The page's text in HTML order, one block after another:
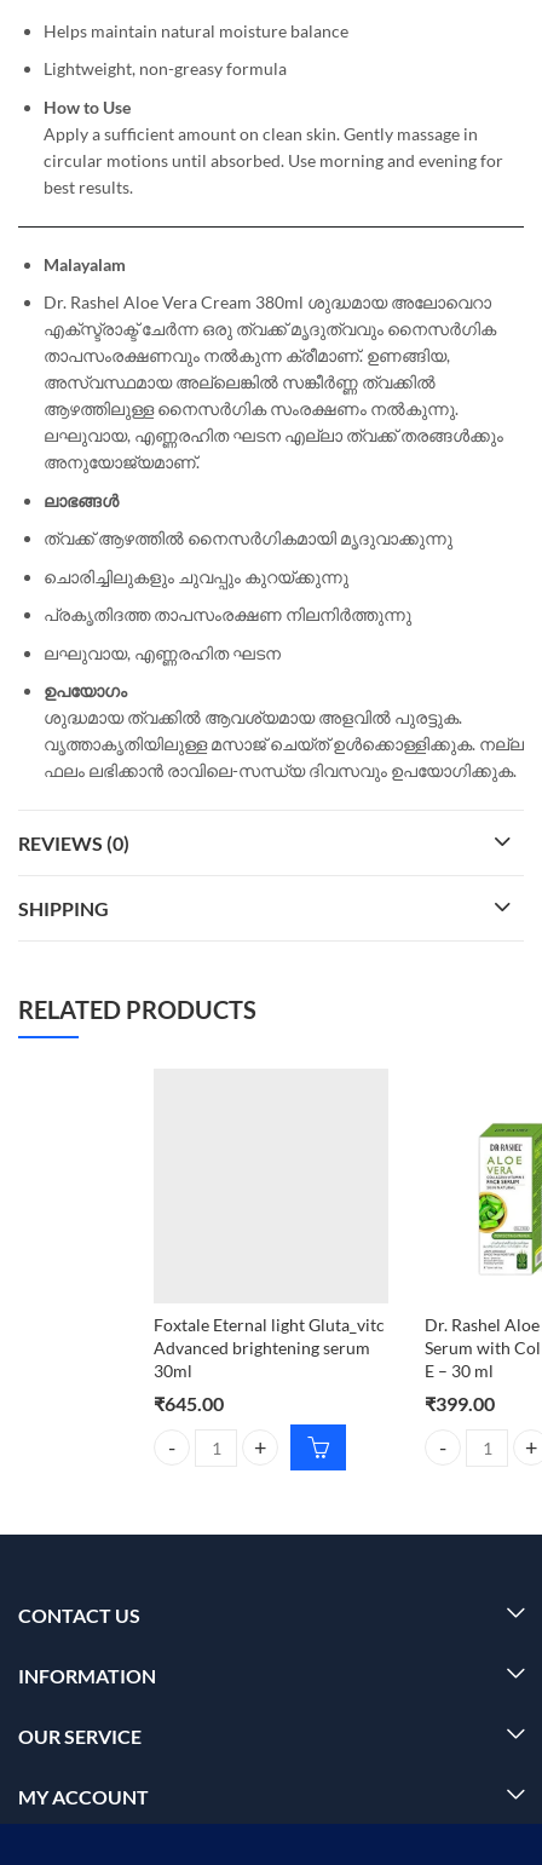
Helps maintain natural moisture balance
Lightweight, non-greasy formula
How to Use
Apply a sufficient amount on clean skin. Gently massage in
circular motions until absorbed. Use morning and evening for
best results.
Malayalam
Dr. Rashel Aloe Vera Cream 380ml ശുദ്ധമായ അലോവെറാ
എക്സ്ട്രാക്ട് ചേർന്ന ഒരു ത്വക്ക് മൃദുത്വവും നൈസർഗിക
താപസംരക്ഷണവും നൽകുന്ന ക്രീമാണ്. ഉണങ്ങിയ,
അസ്വസ്ഥമായ അല്ലെങ്കിൽ സങ്കീർണ്ണ ത്വക്കിൽ
ആഴത്തിലുള്ള നൈസർഗിക സംരക്ഷണം നൽകുന്നു.
ലഘുവായ, എണ്ണരഹിത ഘടന എല്ലാ ത്വക്ക് തരങ്ങൾക്കും
അനുയോജ്യമാണ്.
ലാഭങ്ങൾ
ത്വക്ക് ആഴത്തിൽ നൈസർഗികമായി മൃദുവാക്കുന്നു
ചൊരിച്ചിലുകളും ചുവപ്പും കുറയ്ക്കുന്നു
പ്രകൃതിദത്ത താപസംരക്ഷണ നിലനിർത്തുന്നു
ലഘുവായ, എണ്ണരഹിത ഘടന
ഉപയോഗം
ശുദ്ധമായ ത്വക്കിൽ ആവശ്യമായ അളവിൽ പുരട്ടുക.
വൃത്താകൃതിയിലുള്ള മസാജ് ചെയ്ത് ഉൾക്കൊള്ളിക്കുക. നല്ല
ഫലം ലഭിക്കാൻ രാവിലെ-സന്ധ്യ ദിവസവും ഉപയോഗിക്കുക.
REVIEWS (0)
SHIPPING
RELATED PRODUCTS
Foxtale Eternal light Gluta_vitc
Advanced brightening serum
30ml
₹645.00
Foxtale Eternal light Gluta_vitc Advanced
Dr. Rashel
Serum with
E – 30 ml
₹399.00
Dr. Rashel
CONTACT US
INFORMATION
OUR SERVICE
MY ACCOUNT